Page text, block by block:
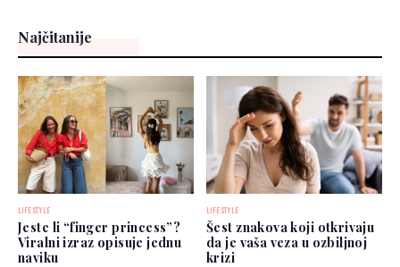
Najčitanije
LIFESTYLE
Jeste li “finger princess”?
Viralni izraz opisuje jednu
naviku
LIFESTYLE
Šest znakova koji otkrivaju
da je vaša veza u ozbiljnoj
krizi